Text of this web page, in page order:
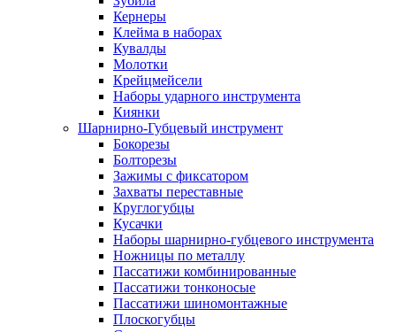
Кернеры
Клейма в наборах
Кувалды
Молотки
Крейцмейсели
Наборы ударного инструмента
Киянки
Шарнирно-Губцевый инструмент
Бокорезы
Болторезы
Зажимы с фиксатором
Захваты переставные
Круглогубцы
Кусачки
Наборы шарнирно-губцевого инструмента
Ножницы по металлу
Пассатижи комбинированные
Пассатижи тонконосые
Пассатижи шиномонтажные
Плоскогубцы